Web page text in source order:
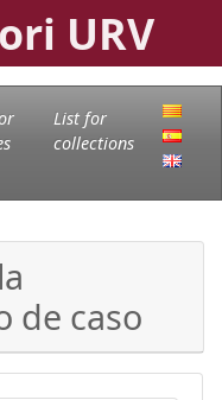
URV
List for
collections
de caso